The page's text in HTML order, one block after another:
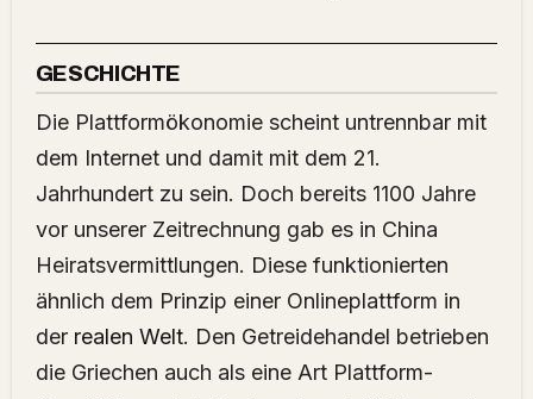
GESCHICHTE
Die Plattformökonomie scheint untrennbar mit
dem Internet und damit mit dem 21.
Jahrhundert zu sein. Doch bereits 1100 Jahre
vor unserer Zeitrechnung gab es in China
Heiratsvermittlungen. Diese funktionierten
ähnlich dem Prinzip einer Onlineplattform in
der realen Welt. Den Getreidehandel betrieben
die Griechen auch als eine Art Plattform-